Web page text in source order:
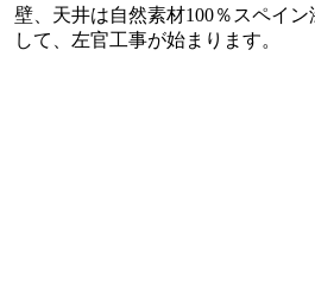
壁、天井は自然素材100％スペイ
して、左官工事が始まります。